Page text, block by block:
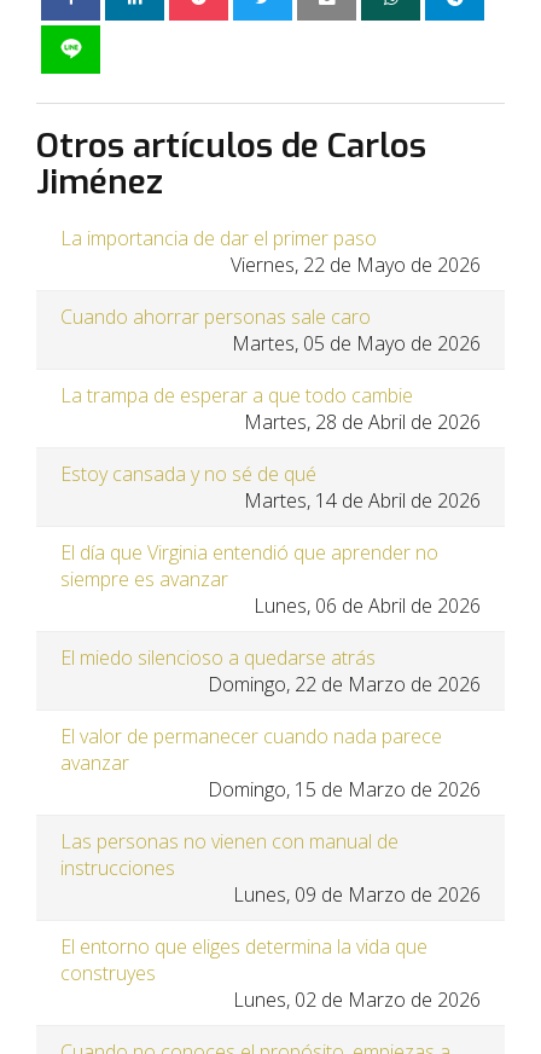
Otros artículos de Carlos
Jiménez
La importancia de dar el primer paso
Viernes, 22 de Mayo de 2026
Cuando ahorrar personas sale caro
Martes, 05 de Mayo de 2026
La trampa de esperar a que todo cambie
Martes, 28 de Abril de 2026
Estoy cansada y no sé de qué
Martes, 14 de Abril de 2026
El día que Virginia entendió que aprender no
siempre es avanzar
Lunes, 06 de Abril de 2026
El miedo silencioso a quedarse atrás
Domingo, 22 de Marzo de 2026
El valor de permanecer cuando nada parece
avanzar
Domingo, 15 de Marzo de 2026
Las personas no vienen con manual de
instrucciones
Lunes, 09 de Marzo de 2026
El entorno que eliges determina la vida que
construyes
Lunes, 02 de Marzo de 2026